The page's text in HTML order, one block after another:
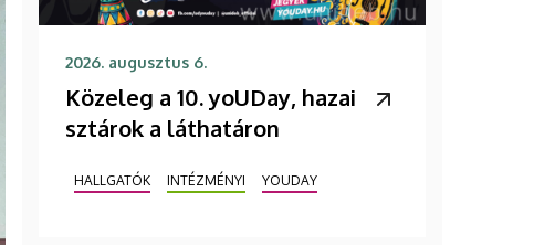
2026. augusztus 6.
Közeleg a 10. yoUDay, hazai
sztárok a láthatáron
HALLGATÓK INTÉZMÉNYI YOUDAY